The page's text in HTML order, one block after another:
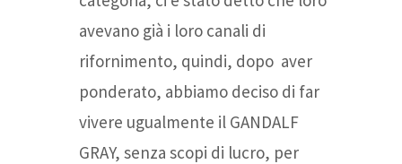
avevano già i loro canali di
rifornimento, quindi, dopo aver
ponderato, abbiamo deciso di far
vivere ugualmente il GANDALF
GRAY, senza scopi di lucro, per